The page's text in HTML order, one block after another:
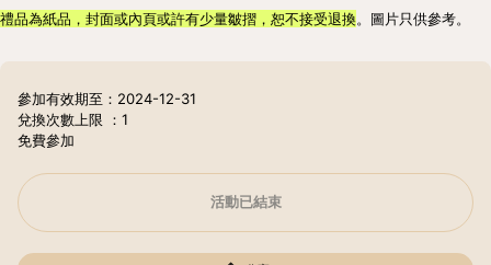
參加有效期至：2024-12-31
兌換次數上限
：1
免費參加
活動已結束
禮品為紙品，封面或內頁或許有少量皺摺，恕不接受退換。圖片只供參考。